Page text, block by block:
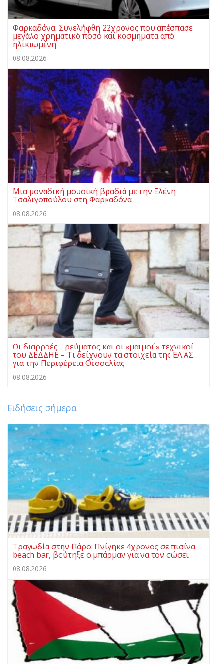
Φαρκαδόνα: Συνελήφθη 22χρονος που απέσπασε
μεγάλο χρηματικό ποσό και κοσμήματα από
ηλικιωμένη
08.08.2026
Μια μοναδική μουσική βραδιά με την Ελένη
Τσαλιγοπούλου στη Φαρκαδόνα
08.08.2026
Οι διαρροές… ρεύματος και οι «μαϊμού» τεχνικοί
του ΔΕΔΔΗΕ – Τι δείχνουν τα στοιχεία της ΕΛ.ΑΣ.
για την Περιφέρεια Θεσσαλίας
08.08.2026
Ειδήσεις σήμερα
Τραγωδία στην Πάρο: Πνίγηκε 4χρονος σε πισίνα
beach bar, βούτηξε ο μπάρμαν για να τον σώσει
08.08.2026